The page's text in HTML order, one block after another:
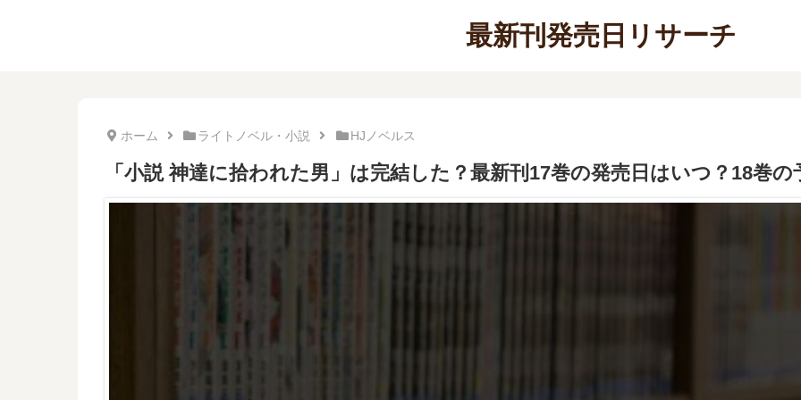
最新刊発売日リサーチ
ホーム ライトノベル・小説 HJノベルス
「小説 神達に拾われた男」は完結した？最新刊17巻の発売日はいつ？18巻の